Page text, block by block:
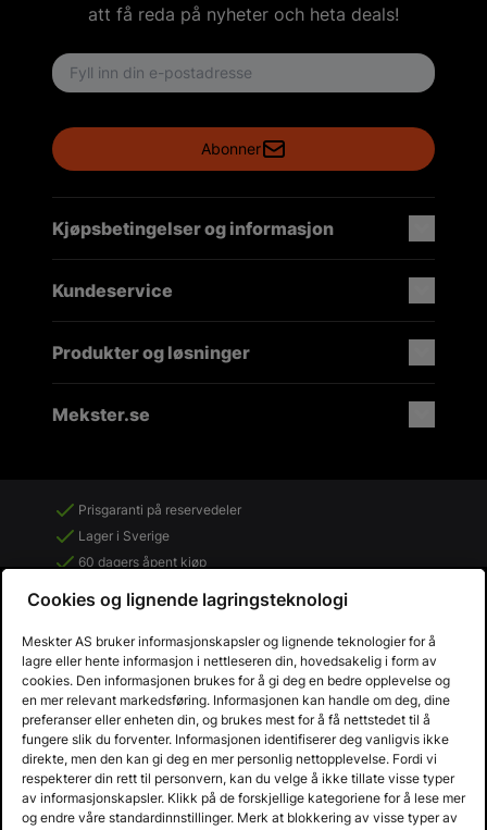
att få reda på nyheter och heta deals!
Email address
Abonner
Kjøpsbetingelser og informasjon
Kundeservice
Produkter og løsninger
Mekster.se
Prisgaranti på reservedeler
Lager i Sverige
60 dagers åpent kjøp
Gratis returer
Cookies og lignende lagringsteknologi
Meskter AS bruker informasjonskapsler og lignende teknologier for å
lagre eller hente informasjon i nettleseren din, hovedsakelig i form av
cookies. Den informasjonen brukes for å gi deg en bedre opplevelse og
en mer relevant markedsføring. Informasjonen kan handle om deg, dine
preferanser eller enheten din, og brukes mest for å få nettstedet til å
fungere slik du forventer. Informasjonen identifiserer deg vanligvis ikke
direkte, men den kan gi deg en mer personlig nettopplevelse. Fordi vi
respekterer din rett til personvern, kan du velge å ikke tillate visse typer
av informasjonskapsler. Klikk på de forskjellige kategoriene for å lese mer
og endre våre standardinnstillinger. Merk at blokkering av visse typer av